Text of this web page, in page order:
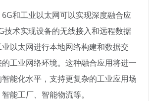
和工业以太网可以实现深度融合应
技术实现设备的无线接入和远程数据
以太网进行本地网络构建和数据交
工业网络环境。这种融合应用将进一
能化水平，支持更复杂的工业应用场
能工厂、智能物流等。